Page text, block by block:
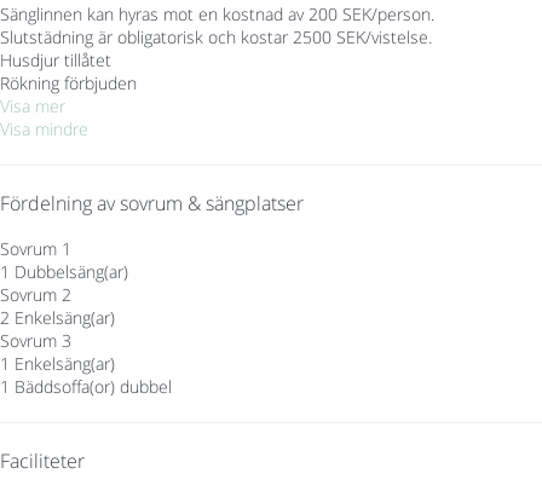
Sänglinnen kan hyras mot en kostnad av 200 SEK/person.
Slutstädning är obligatorisk och kostar 2500 SEK/vistelse.
Husdjur tillåtet
Rökning förbjuden
Visa mer
Visa mindre
Fördelning av sovrum & sängplatser
Sovrum 1
1 Dubbelsäng(ar)
Sovrum 2
2 Enkelsäng(ar)
Sovrum 3
1 Enkelsäng(ar)
1 Bäddsoffa(or) dubbel
Faciliteter